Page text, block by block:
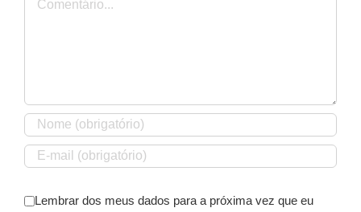
Lembrar dos meus dados para a próxima vez que eu